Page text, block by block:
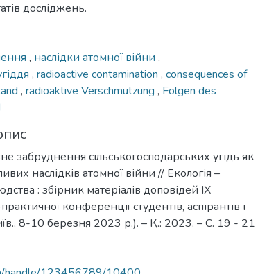
досліджень.
, наслідки атомної війни ,
, radioactive contamination , consequences of
, radioaktive Verschmutzung , Folgen des
забруднення сільськогосподарських угідь як
наслідків атомної війни // Екологія –
: збірник матеріалів доповідей ІХ
конференції студентів, аспірантів і
8-10 березня 2023 р.). – К.: 2023. – С. 19 - 21